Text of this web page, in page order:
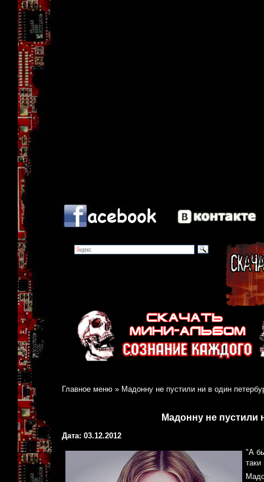
Главное меню » Мадонну не пустили ни в один
Мадонну не пустили
Дата: 03.12.2012
"А